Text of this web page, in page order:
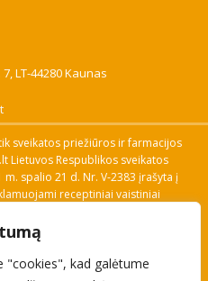
"cookies", kad galėtume
LT-44280 Kaunas
sveikatos priežiūros ir farmacijos
Lietuvos Respublikos sveikatos
spalio 21 d. Nr. V-2383 įrašyta į
receptiniai vaistiniai
nuorodos: Vaistų ir medicinos
VVKT tinklalapis, Sveikatos
pranešimo apie įtariamą